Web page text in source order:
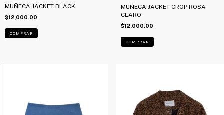
MUÑECA JACKET BLACK
$12,000.00
COMPRAR
MUÑECA JACKET CROP ROSA
CLARO
$12,000.00
COMPRAR